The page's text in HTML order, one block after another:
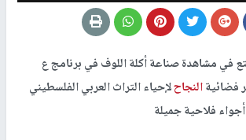
في مشاهدة صناعة أكلة اللوف في برنامج ع
فضائيةالنجاحلإحياء التراث العربي الفلسطيني
فلاحية جميلة